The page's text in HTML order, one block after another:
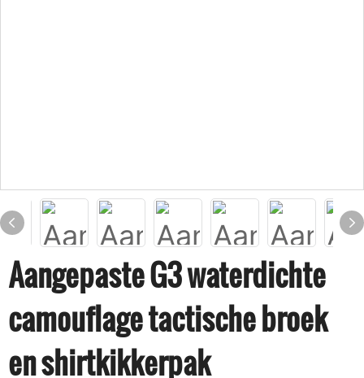
Aangepaste G3 waterdichte
camouflage tactische broek
en shirtkikkerpak